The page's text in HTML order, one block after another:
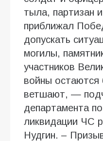
тыла, партизан
приближал
допускать
могилы,
участников
войны остаются
ветшают, —
департамента
ликвидации ЧС
Нудгин. –